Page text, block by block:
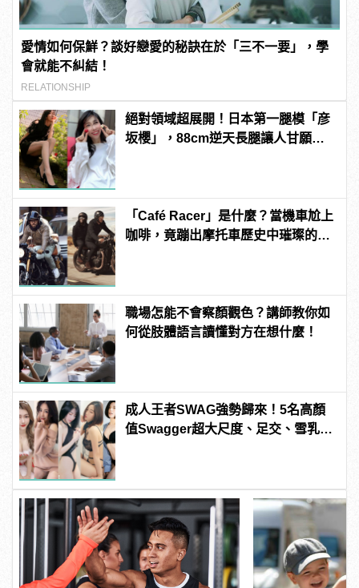
愛情如何保鮮？談好戀愛的秘訣在於「三不一要」，學
會就能不糾結！
RELATIONSHIP
絕對領域超展開！日本第一腿模「彦
坂櫻」，88cm逆天長腿讓人甘願拜
「Café Racer」是什麼？當機車尬上
咖啡，竟蹦出摩托車歷史中璀璨的火
職場怎能不會察顏觀色？講師教你如
何從肢體語言讀懂對方在想什麼！
成人王者SWAG強勢歸來！5名高顏
值Swagger超大尺度、足交、雪乳、